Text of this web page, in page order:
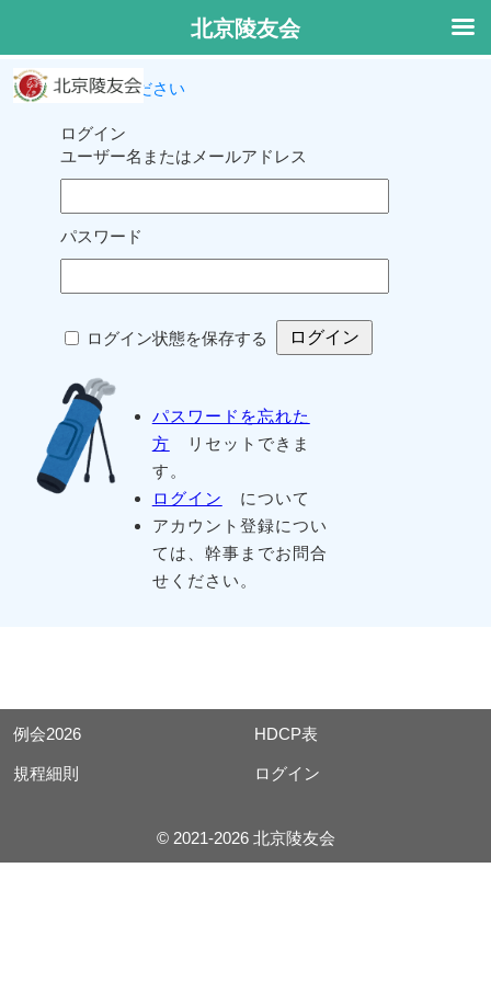
ログインしてください
ログイン
ユーザー名またはメールアドレス
パスワード
ログイン状態を保存する
パスワードを忘れた
方 リセットできま
す。
ログイン
について
アカウント登録につい
ては、幹事までお問合
せください。
例会2026 HDCP表
規程細則 ログイン
© 2021-2026 北京陵友会
北京陵友会